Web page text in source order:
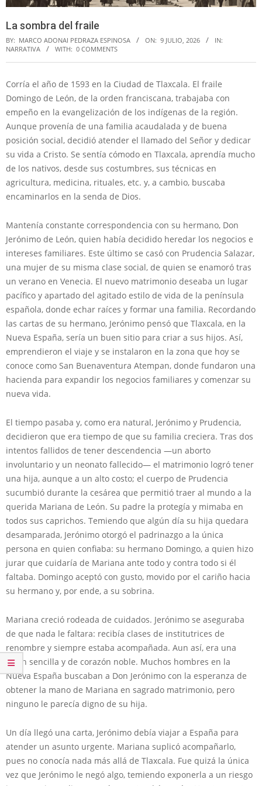
La sombra del fraile
BY: MARCO ADONAI PEDRAZA ESPINOSA ON: 9 JULIO, 2026
IN:
NARRATIVA
WITH: 0 COMMENTS
Corría el año de 1593 en la Ciudad de Tlaxcala. El fraile
Domingo de León, de la orden franciscana, trabajaba con
empeño en la evangelización de los indígenas de la región.
Aunque provenía de una familia acaudalada y de buena
posición social, decidió atender el llamado del Señor y dedicar
su vida a Cristo. Se sentía cómodo en Tlaxcala, aprendía mucho
de los nativos, desde sus costumbres, sus técnicas en
agricultura, medicina, rituales, etc. y, a cambio, buscaba
encaminarlos en la senda de Dios.
Mantenía constante correspondencia con su hermano, Don
Jerónimo de León, quien había decidido heredar los negocios e
intereses familiares. Este último se casó con Prudencia Salazar,
una mujer de su misma clase social, de quien se enamoró tras
un verano en Venecia. El nuevo matrimonio deseaba un lugar
pacífico y apartado del agitado estilo de vida de la península
española, donde echar raíces y formar una familia. Recordando
las cartas de su hermano, Jerónimo pensó que Tlaxcala, en la
Nueva España, sería un buen sitio para criar a sus hijos. Así,
emprendieron el viaje y se instalaron en la zona que hoy se
conoce como San Buenaventura Atempan, donde fundaron una
hacienda para expandir los negocios familiares y comenzar su
nueva vida.
El tiempo pasaba y, como era natural, Jerónimo y Prudencia,
decidieron que era tiempo de que su familia creciera. Tras dos
intentos fallidos de tener descendencia —un aborto
involuntario y un neonato fallecido— el matrimonio logró tener
una hija, aunque a un alto costo; el cuerpo de Prudencia
sucumbió durante la cesárea que permitió traer al mundo a la
querida Mariana de León. Su padre la protegía y mimaba en
todos sus caprichos. Temiendo que algún día su hija quedara
desamparada, Jerónimo otorgó el padrinazgo a la única
persona en quien confiaba: su hermano Domingo, a quien hizo
jurar que cuidaría de Mariana ante todo y contra todo si él
faltaba. Domingo aceptó con gusto, movido por el cariño hacia
su hermano y, por ende, a su sobrina.
Mariana creció rodeada de cuidados. Jerónimo se aseguraba
de que nada le faltara: recibía clases de institutrices de
renombre y siempre estaba acompañada. Aun así, era una
joven sencilla y de corazón noble. Muchos hombres en la
Nueva España buscaban a Don Jerónimo con la esperanza de
obtener la mano de Mariana en sagrado matrimonio, pero
ninguno le parecía digno de su hija.
Un día llegó una carta, Jerónimo debía viajar a España para
atender un asunto urgente. Mariana suplicó acompañarlo,
pues no conocía nada más allá de Tlaxcala. Fue quizá la única
vez que Jerónimo le negó algo, temiendo exponerla a un riesgo